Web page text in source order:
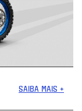
SAIBA MAIS +